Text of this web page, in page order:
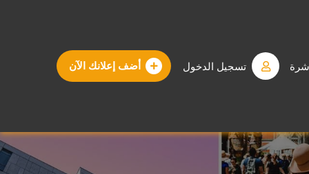
أضف إعلانك الآن تسجيل الدخول